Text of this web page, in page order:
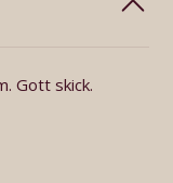
Gott skick.